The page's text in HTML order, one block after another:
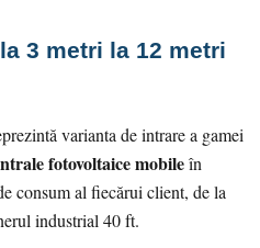
3 metri la 12 metri
varianta de intrare a gamei
fotovoltaice mobileîn
consum al fiecărui client, de la
industrial 40 ft.